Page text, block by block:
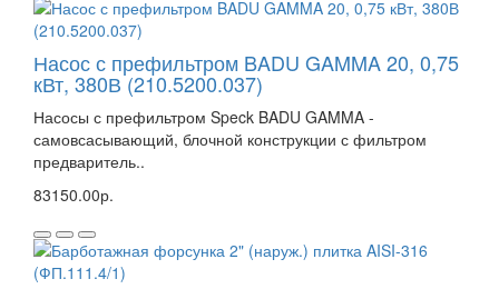
Насос с префильтром BADU GAMMA 20, 0,75
кВт, 380В (210.5200.037)
Насосы с префильтром Speck BADU GAMMA -
самовсасывающий, блочной конструкции с фильтром
предваритель..
83150.00р.